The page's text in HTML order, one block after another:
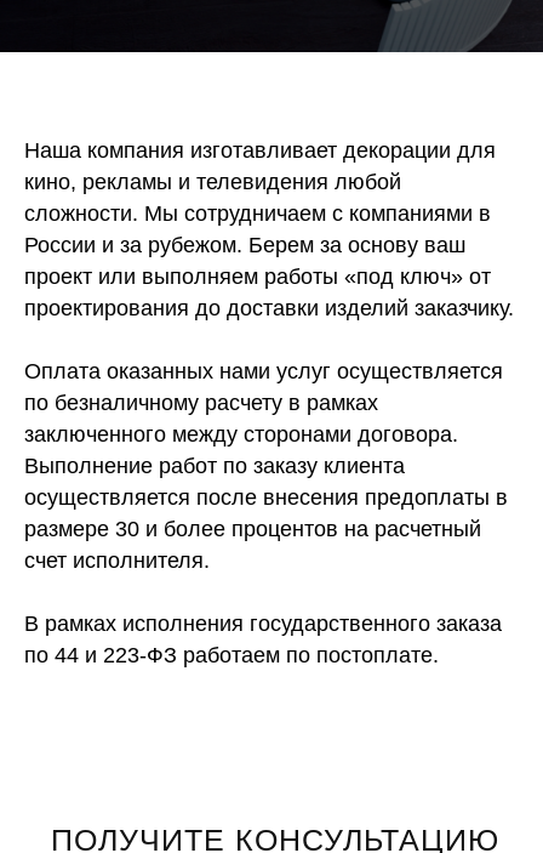
Наша компания изготавливает декорации для
кино, рекламы и телевидения любой
сложности. Мы сотрудничаем с компаниями в
России и за рубежом. Берем за основу ваш
проект или выполняем работы «под ключ» от
проектирования до доставки изделий заказчику.
Оплата оказанных нами услуг осуществляется
по безналичному расчету в рамках
заключенного между сторонами договора.
Выполнение работ по заказу клиента
осуществляется после внесения предоплаты в
размере 30 и более процентов на расчетный
счет исполнителя.
В рамках исполнения государственного заказа
по 44 и 223-ФЗ работаем по постоплате.
ПОЛУЧИТЕ КОНСУЛЬТАЦИЮ